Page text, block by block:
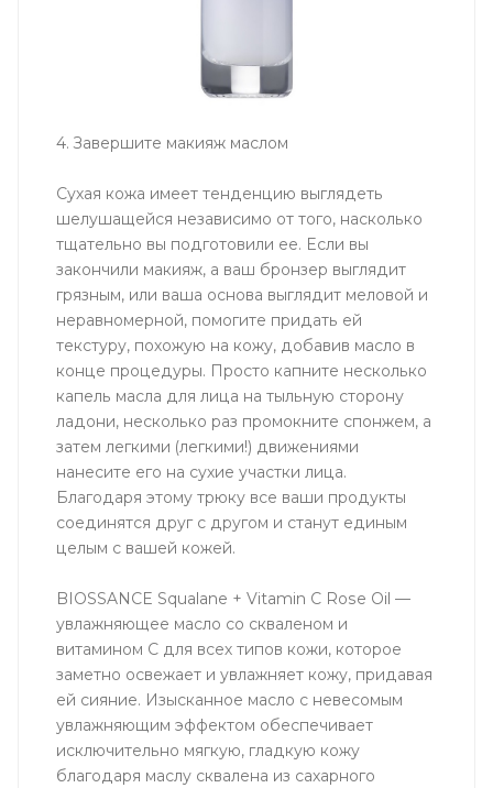
4. Завершите макияж маслом
Сухая кожа имеет тенденцию выглядеть
шелушащейся независимо от того, насколько
тщательно вы подготовили ее. Если вы
закончили макияж, а ваш бронзер выглядит
грязным, или ваша основа выглядит меловой и
неравномерной, помогите придать ей
текстуру, похожую на кожу, добавив масло в
конце процедуры. Просто капните несколько
капель масла для лица на тыльную сторону
ладони, несколько раз промокните спонжем, а
затем легкими (легкими!) движениями
нанесите его на сухие участки лица.
Благодаря этому трюку все ваши продукты
соединятся друг с другом и станут единым
целым с вашей кожей.
BIOSSANCE Squalane + Vitamin C Rose Oil —
увлажняющее масло со скваленом и
витамином С для всех типов кожи, которое
заметно освежает и увлажняет кожу, придавая
ей сияние. Изысканное масло с невесомым
увлажняющим эффектом обеспечивает
исключительно мягкую, гладкую кожу
благодаря маслу сквалена из сахарного